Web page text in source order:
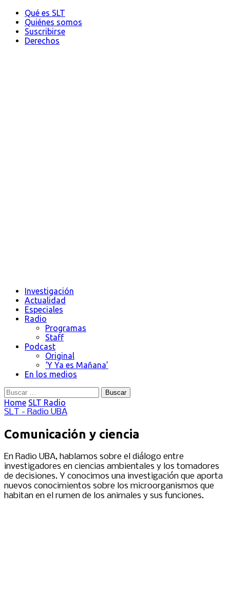
Qué es SLT
Quiénes somos
Suscribirse
Derechos
Investigación
Actualidad
Especiales
Radio
Programas
Staff
Podcast
Original
‘Y Ya es Mañana’
En los medios
Buscar:
Home SLT Radio
SLT - Radio UBA
Comunicación y ciencia
En Radio UBA, hablamos sobre el diálogo entre
investigadores en ciencias ambientales y los tomadores
de decisiones. Y conocimos una investigación que aporta
nuevos conocimientos sobre los microorganismos que
habitan en el rumen de los animales y sus funciones.